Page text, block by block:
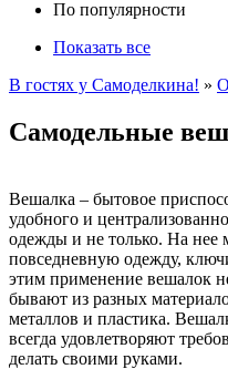
По популярности
Показать все
В гостях у Самоделкина! »
Самодельные
Вешалка – бытовое
удобного и
одежды и не только. На
повседневную одежду,
этим применение вешалок
бывают из разных
металлов и пластика.
всегда удовлетворяют
делать своими руками.